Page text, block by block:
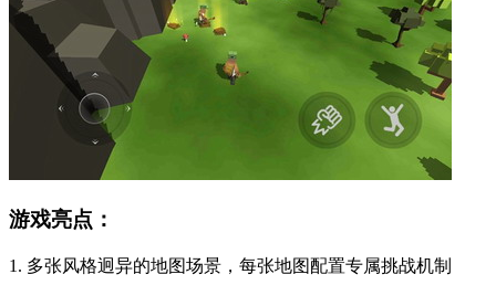
游戏亮点：
1. 多张风格迥异的地图场景，每张地图配置专属挑战机制